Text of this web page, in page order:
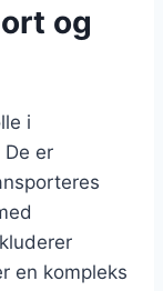
og
i
er
en kompleks